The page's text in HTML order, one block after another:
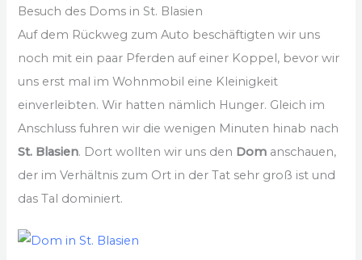
Besuch des Doms in St. Blasien
Auf dem Rückweg zum Auto beschäftigten wir uns
noch mit ein paar Pferden auf einer Koppel, bevor wir
uns erst mal im Wohnmobil eine Kleinigkeit
einverleibten. Wir hatten nämlich Hunger. Gleich im
Anschluss fuhren wir die wenigen Minuten hinab nach
St. Blasien. Dort wollten wir uns den Dom anschauen,
der im Verhältnis zum Ort in der Tat sehr groß ist und
das Tal dominiert.